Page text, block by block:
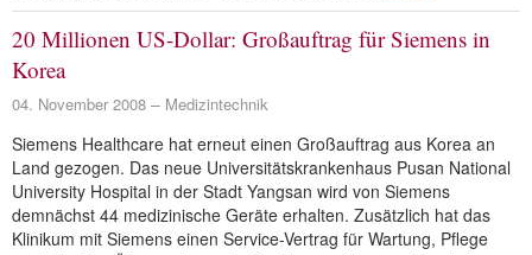
20 Millionen US-Dollar: Großauftrag für Siemens in
Korea
04. November 2008 Medizintechnik
Siemens Healthcare hat erneut einen Großauftrag aus Korea an
Land gezogen. Das neue Universitätskrankenhaus Pusan National
University Hospital in der Stadt Yangsan wird von Siemens
demnächst 44 medizinische Geräte erhalten. Zusätzlich hat das
Klinikum mit Siemens einen Service-Vertrag für Wartung, Pflege